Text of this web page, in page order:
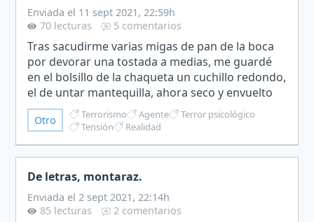
Enviada el 11 sept 2021, 22:59h
70 lecturas
5 comentarios
Tras sacudirme varias migas de pan de la boca
por devorar una tostada a medias, me guardé
en el bolsillo de la chaqueta un cuchillo redondo,
el de untar mantequilla, ahora seco y envuelto
en una servilleta de tela. Al llegar a la sala de
reun…
Otro Terrorismo Agente
Terror psicológico
Tensión
Realidad
De letras, montaraz.
Enviada el 2 sept 2021, 22:14h
85 lecturas
2 comentarios